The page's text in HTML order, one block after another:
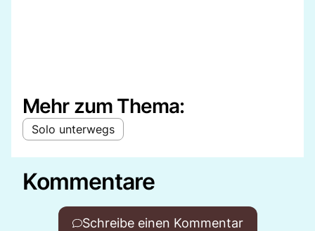
Mehr zum Thema:
Solo unterwegs
Kommentare
Schreibe einen Kommentar